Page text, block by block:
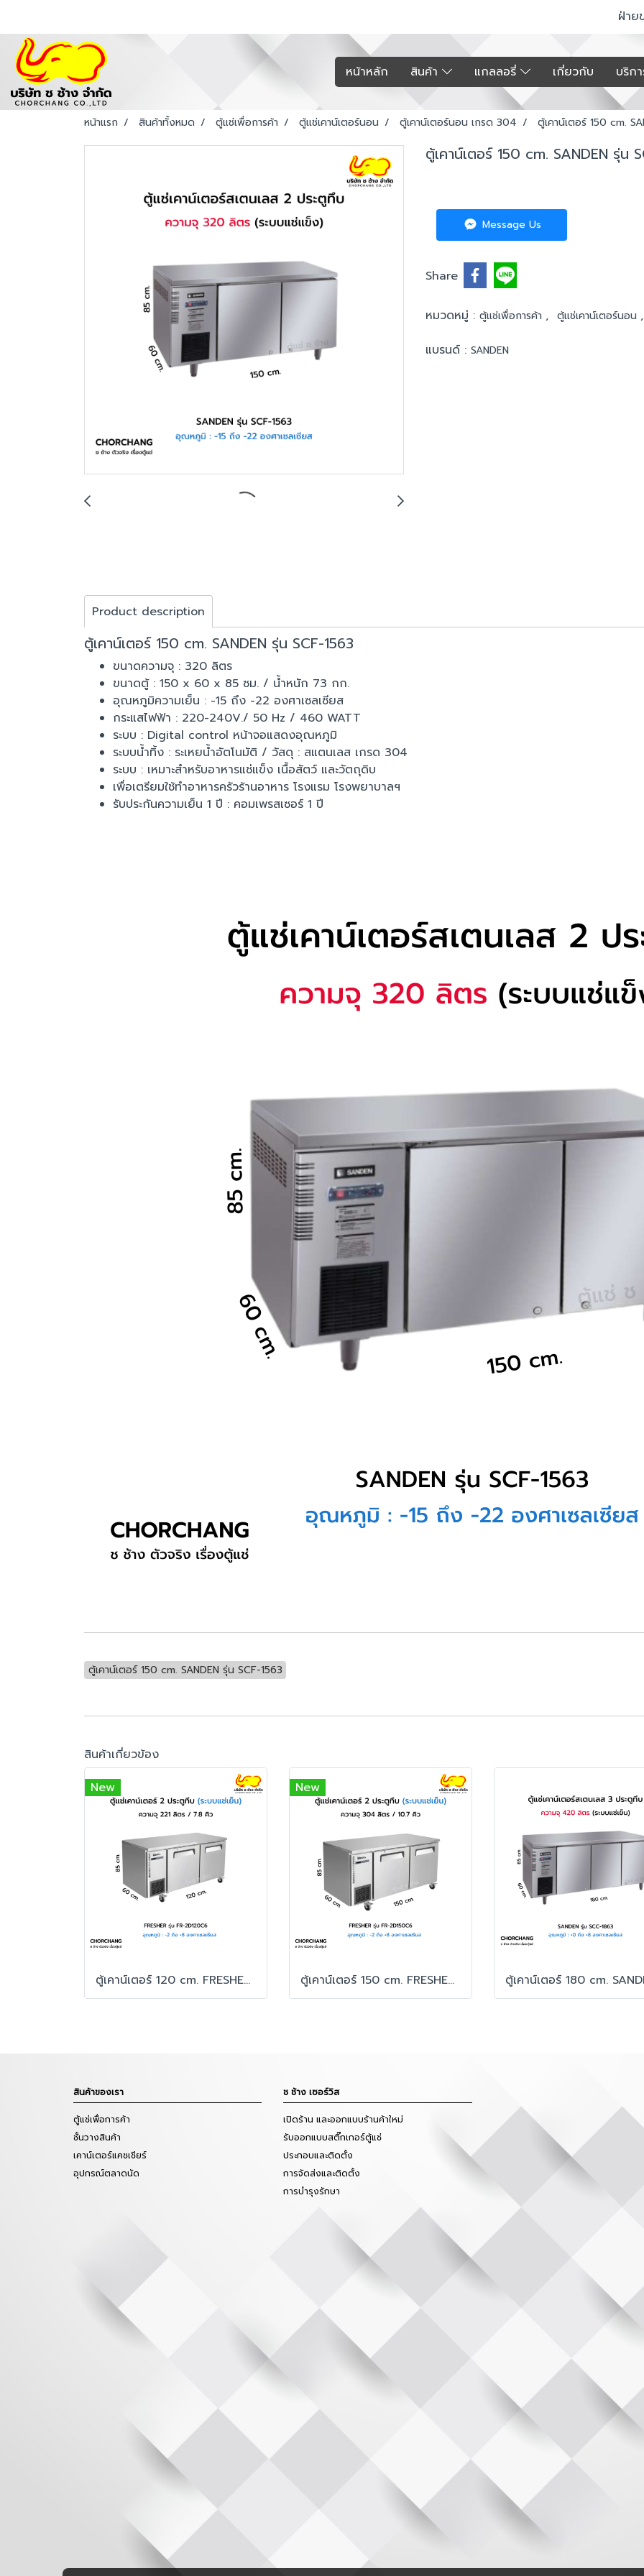
ฝ่าย
หน้าหลัก สินค้า แกลลอรี่ เกี่ยวกับ บริก
หน้าแรก สินค้าทั้งหมด ตู้แช่เพื่อการค้า ตู้แช่เคาน์เตอร์นอน ตู้เคาน์เตอร์นอน เกรด 304 ตู้เคาน์เตอร์ 150 cm.
ตู้เคาน์เตอร์ 150 cm. SANDEN รุ่น
Message Us
Share
หมวดหมู่ : ตู้แช่เพื่อการค้า , ตู้แช่เคาน์เตอร์นอน
แบรนด์ : SANDEN
Product description
ตู้เคาน์เตอร์ 150 cm. SANDEN รุ่น SCF-1563
ขนาดความจุ : 320 ลิตร
ขนาดตู้ : 150 x 60 x 85 ซม. / น้ำหนัก 73 กก.
อุณหภูมิความเย็น : -15 ถึง -22 องศาเซลเซียส
กระแสไฟฟ้า : 220-240V./ 50 Hz / 460 WATT
ระบบ : Digital control หน้าจอแสดงอุณหภูมิ
ระบบน้ำทิ้ง : ระเหยน้ำอัตโนมัติ / วัสดุ : สแตนเลส เกรด 304
ระบบ : เหมาะสำหรับอาหารแช่แข็ง เนื้อสัตว์ และวัตถุดิบ
เพื่อเตรียมใช้ทำอาหารครัวร้านอาหาร โรงแรม โรงพยาบาลฯ
รับประกันความเย็น 1 ปี : คอมเพรสเซอร์ 1 ปี
ตู้เคาน์เตอร์ 150 cm. SANDEN รุ่น SCF-1563
สินค้าเกี่ยวข้อง
New
ตู้เคาน์เตอร์ 120 cm. FRESHER รุ่น FR-2D120C6
New
ตู้เคาน์เตอร์ 150 cm. FRESHER รุ่น FR-2D150C6
สินค้าของเรา
ตู้แช่เพื่อการค้า
ชั้นวางสินค้า
เคาน์เตอร์แคชเชียร์
อุปกรณ์ตลาดนัด
ช ช้าง เซอร์วิส
เปิดร้าน และออกแบบร้านค้าใหม่
รับออกแบบสติ๊กเกอร์ตู้แช่
ประกอบและติดตั้ง
การจัดส่งและติดตั้ง
การบำรุงรักษา